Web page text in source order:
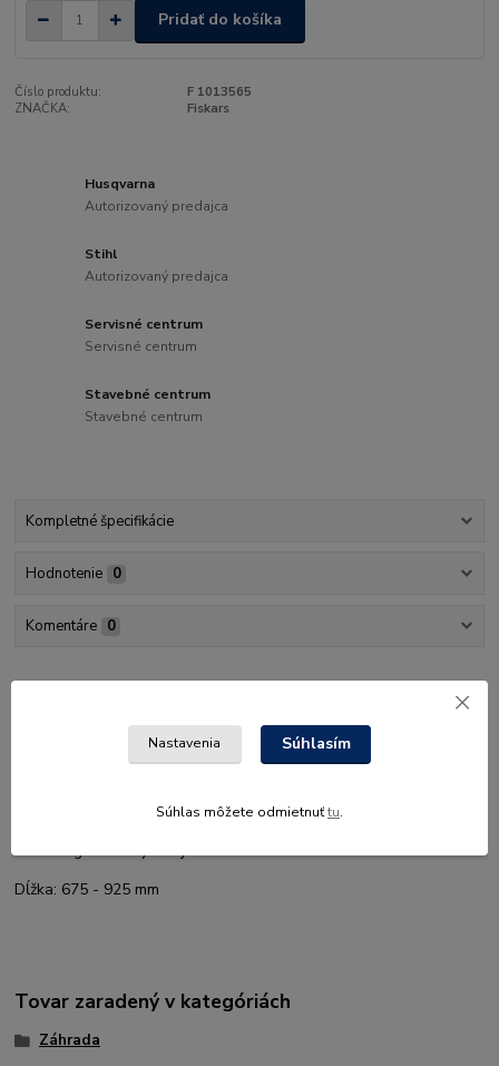
Pridať do košíka
Číslo produktu:
F 1013565
ZNAČKA:
Fiskars
Husqvarna
Autorizovaný predajca
Stihl
Autorizovaný predajca
Servisné centrum
Servisné centrum
Stavebné centrum
Stavebné centrum
Kompletné špecifikácie
Hodnotenie 0
Komentáre 0
Práca v optimálnej pracovnej polohe vďaka nastaviteľnej
dĺžke držadiel v rozmedzí 675 – 925 mm
alebo pri zemi
Ergonomický dizajn držadiel
Dĺžka: 675 - 925 mm
Tovar zaradený v kategóriách
Záhrada
Nastavenia Súhlasím
Súhlas môžete odmietnuťtu.